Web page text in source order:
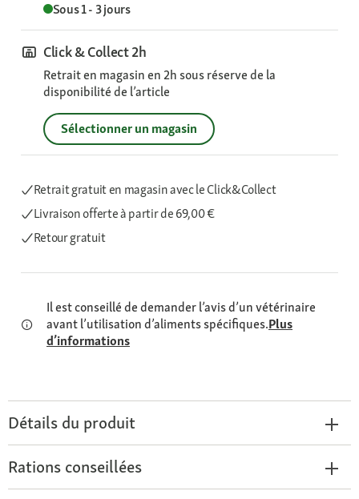
Sous 1 - 3 jours
Click & Collect 2h
Retrait en magasin en 2h sous réserve de la
disponibilité de l’article
Sélectionner un magasin
Retrait gratuit en magasin avec le Click&Collect
Livraison offerteà partir de 69,00 €
Retour gratuit
Il est conseillé de demander l’avis d’un vétérinaire
avant l’utilisation d’aliments spécifiques.Plus
d’informations
Détails du produit
Rations conseillées